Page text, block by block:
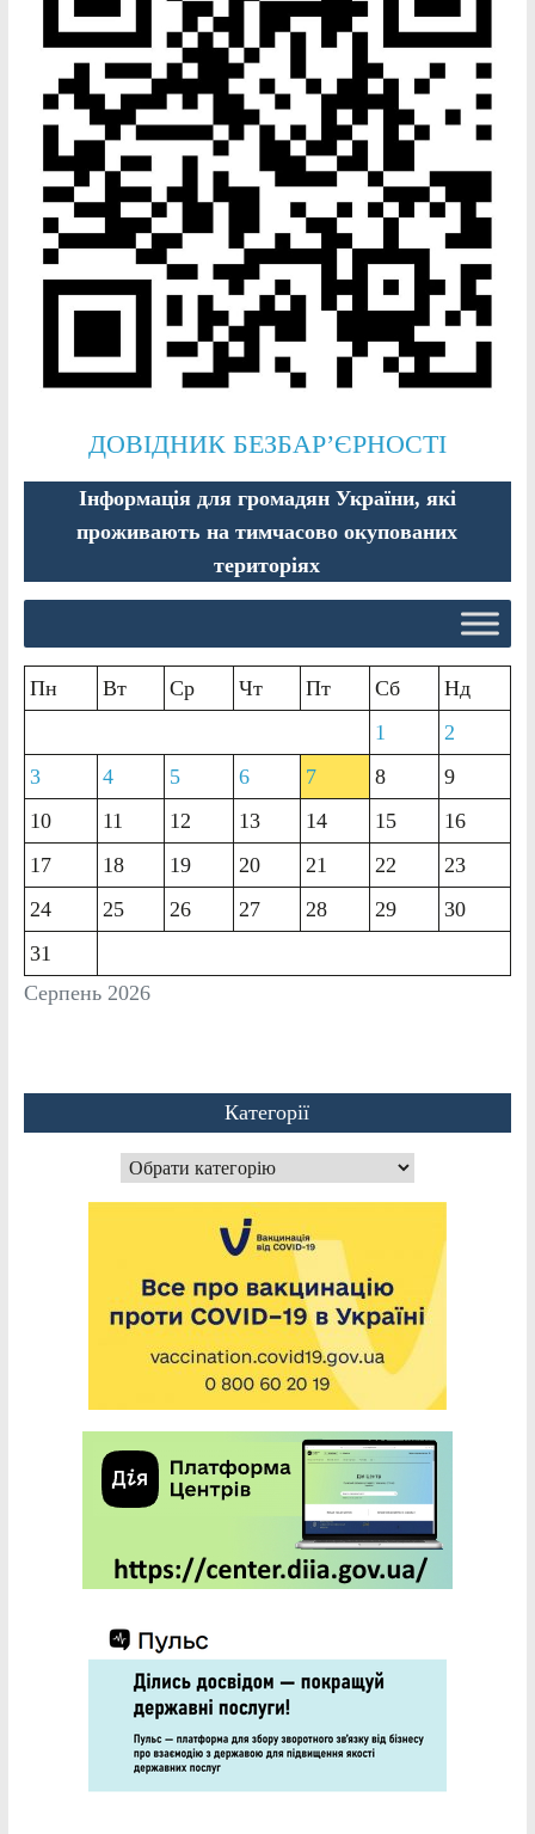
ДОВІДНИК БЕЗБАР’ЄРНОСТІ
Інформація для громадян України, які
проживають на тимчасово окупованих
територіях
Серпень 2026
Пн Вт Ср Чт Пт Сб
Нд
1
2
3
4 5 6 7 8
9
10
11 12 13 14 15
16
17
18 19 20 21 22
23
24
25 26 27 28 29
30
31
Категорії
Категорії